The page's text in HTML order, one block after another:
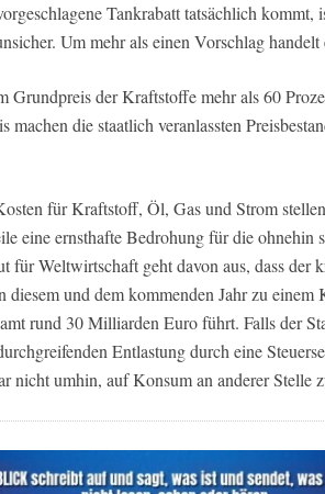
Tankrabatt tatsächlich kommt,
Um mehr als einen Vorschlag
Grundpreis der Kraftstoffe mehr als 60
machen die staatlich veranlassten
für Kraftstoff, Öl, Gas und Strom
eine ernsthafte Bedrohung für die ohnehin
für Weltwirtschaft geht davon aus, dass der
diesem und dem kommenden Jahr zu
rund 30 Milliarden Euro führt. Falls der
Entlastung durch eine
nicht umhin, auf Konsum an anderer Stelle